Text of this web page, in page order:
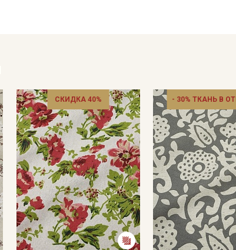
- противопоказано
- сушить в расправленном,
пересушивать;
- гладить рекомендуется
Цветопередача может
в зависимости от партии тон
СКИДКА 40% - 30% ТКАНЬ В